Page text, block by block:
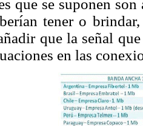
que se suponen
tener o
que la señal
en las